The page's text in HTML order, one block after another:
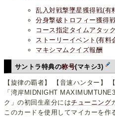
乱入対戦撃墜星獲得戦(有
分身撃破トロフィー獲得
コース指定タイムアタッ
ストーリーイベント(有料
マキシマムクイズ報酬
サントラ特典の称号(マキシ3)
【旋律の覇者】 【音速ハンター】
「湾岸MIDNIGHT
ク」の初回生産分にはチューニング
このカードを使用してマイカーを作